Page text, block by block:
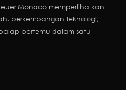
Monaco memperlihatkan
perkembangan teknologi,
bertemu dalam satu